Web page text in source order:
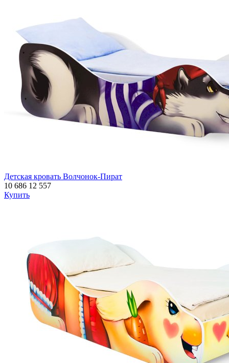
Детская кровать Волчонок-Пират
10 686 12 557
Купить